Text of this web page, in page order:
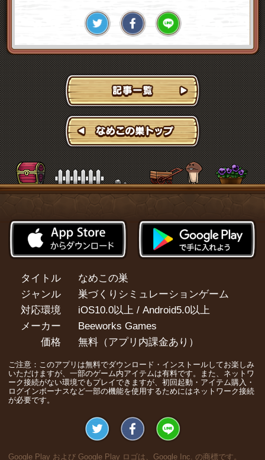
タイトル
なめこの巣
ジャンル
巣づくりシミュレーションゲーム
対応環境
iOS10.0以上 / Android5.0以上
メーカー
Beeworks Games
価格
無料（アプリ内課金あり）
ご注意：このアプリは無料でダウンロード・インストールしてお楽しみ
いただけますが、一部のゲーム内アイテムは有料です。また、ネットワ
ーク接続がない環境でもプレイできますが、初回起動・アイテム購入・
ログインボーナスなど一部の機能を使用するためにはネットワーク接続
が必要です。
Google Play および Google Play ロゴは、Google Inc. の商標です。